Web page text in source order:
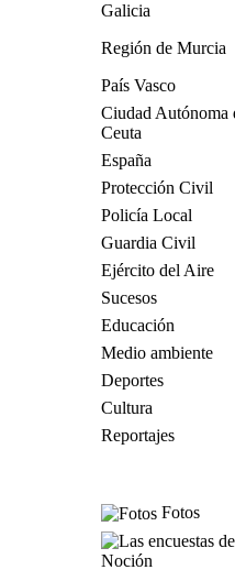
Galicia
Región de Murcia
País Vasco
Ciudad Autónoma
Ceuta
España
Protección Civil
Policía Local
Guardia Civil
Ejército del Aire
Sucesos
Educación
Medio ambiente
Deportes
Cultura
Reportajes
Fotos